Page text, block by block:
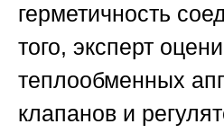
герметичность
того, эксперт
теплообменных
клапанов и